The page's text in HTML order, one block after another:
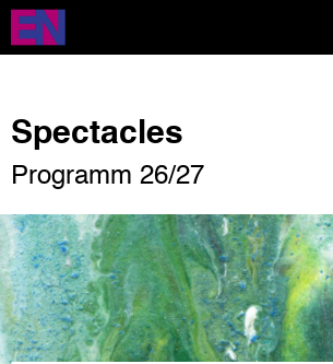
Direkt
zum
Inhalt
Spectacles
Programm 26/27